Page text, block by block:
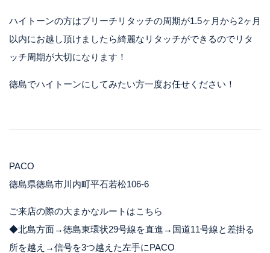
ハイトーンの方はブリーチリタッチの周期が1.5ヶ月から2ヶ月
以内にお越し頂けましたら綺麗なリタッチができるのでリタ
ッチ周期が大切になります！
徳島でハイトーンにしてみたい方一度お任せください！
PACO
徳島県徳島市川内町平石若松106-6
ご来店の際の大まかなルートはこちら
◆北島方面→徳島東環状29号線を直進→国道11号線と差掛る
所を越え→信号を3つ越えた左手にPACO